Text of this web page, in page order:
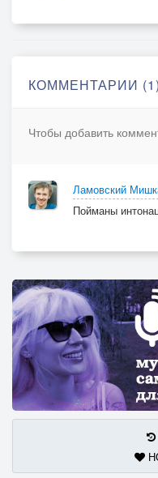
КОММЕНТАРИИ (1)
Чтобы добавить
Ламовский
Пойманы